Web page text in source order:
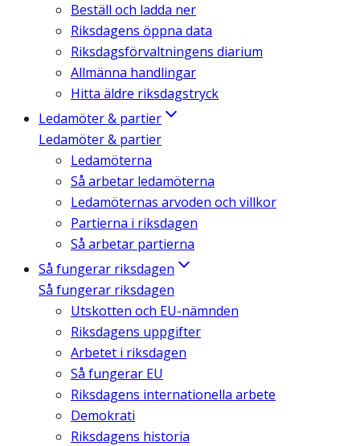
Beställ och ladda ner
Riksdagens öppna data
Riksdagsförvaltningens diarium
Allmänna handlingar
Hitta äldre riksdagstryck
Ledamöter & partier
Ledamöter & partier
Ledamöterna
Så arbetar ledamöterna
Ledamöternas arvoden och villkor
Partierna i riksdagen
Så arbetar partierna
Så fungerar riksdagen
Så fungerar riksdagen
Utskotten och EU-nämnden
Riksdagens uppgifter
Arbetet i riksdagen
Så fungerar EU
Riksdagens internationella arbete
Demokrati
Riksdagens historia